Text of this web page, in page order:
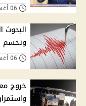
البحوث
وتحسم
خروج